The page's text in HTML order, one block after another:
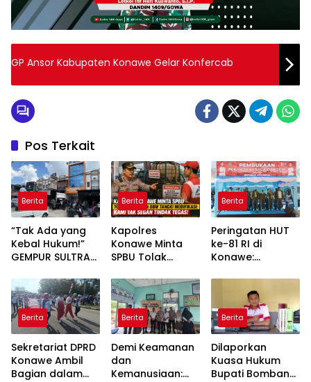
GP Ansor Kabupaten Konawe Gelar Konfercab
Pos Terkait
Berita
“Tak Ada yang
Kebal Hukum!”
GEMPUR SULTRA
Fajar S Tanawali
dan PT
Tadisangka, Siap
Kuasai Lahan
Puuwatu
Berita
Kapolres
Konawe Minta
SPBU Tolak
Tangki
Modifikasi: Kami
Tak Segan
Tindak Tegas!
Berita
Peringatan HUT
ke-81 RI di
Konawe:
Tampilkan
Sinergitas dan
Semarak
Kebangsaan
Berita
Sekretariat DPRD
Konawe Ambil
Bagian dalam
Berita
Demi Keamanan
dan
Kemanusiaan:
Berita
Dilaporkan
Kuasa Hukum
Bupati Bombana: